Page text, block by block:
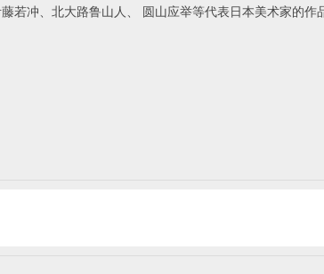
若冲、北大路鲁山人、 圆山应举等代表日本美术家的作